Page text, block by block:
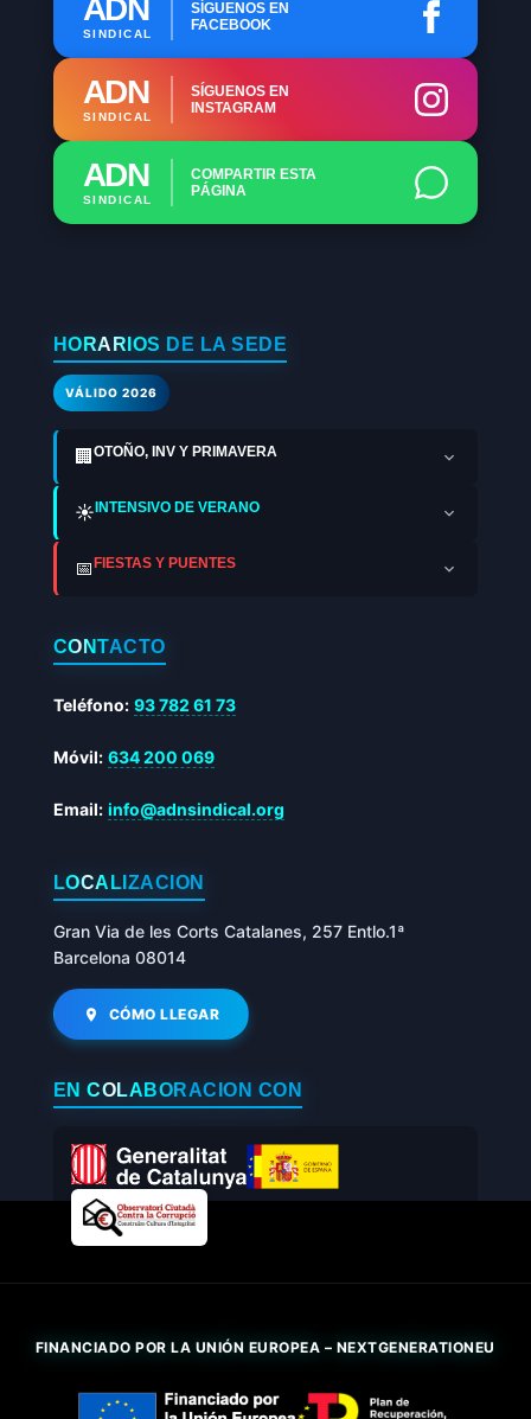
ADN
SINDICAL
SÍGUENOS EN
FACEBOOK
ADN
SINDICAL
SÍGUENOS EN
INSTAGRAM
ADN
SINDICAL
COMPARTIR ESTA
PÁGINA
HORARIOS DE LA SEDE
VÁLIDO 2026
🏢 OTOÑO, INV Y PRIMAVERA
☀️INTENSIVO DE VERANO
📅FIESTAS Y PUENTES
CONTACTO
Teléfono: 93 782 61 73
Móvil: 634 200 069
Email: info@adnsindical.org
LOCALIZACIÓN
Gran Via de les Corts Catalanes, 257 Entlo.1ª
Barcelona 08014
CÓMO LLEGAR
EN COLABORACIÓN CON
FINANCIADO POR LA UNIÓN EUROPEA – NEXTGENERATIONEU